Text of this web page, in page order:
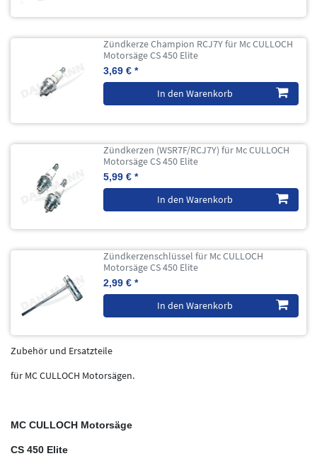
Zündkerze Champion RCJ7Y für Mc CULLOCH
Motorsäge CS 450 Elite
3,69 € *
In den Warenkorb
Zündkerzen (WSR7F/RCJ7Y) für Mc CULLOCH
Motorsäge CS 450 Elite
5,99 € *
In den Warenkorb
Zündkerzenschlüssel für Mc CULLOCH
Motorsäge CS 450 Elite
2,99 € *
In den Warenkorb
Zubehör und Ersatzteile
für MC CULLOCH Motorsägen.
MC CULLOCH Motorsäge
CS 450 Elite